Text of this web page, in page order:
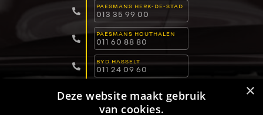
PAESMANS HERK-DE-STAD
013 35 99 00
PAESMANS HOUTHALEN
011 60 88 80
BYD HASSELT
011 24 09 60
011 15 04 00 ×
Deze website maakt gebruik
van cookies.